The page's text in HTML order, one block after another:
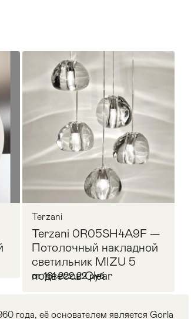
Terzani
Terzani 0R05SH4A9F —
Потолочный накладной
светильник MIZU 5
подвесов Clear
от 161 222,22 руб
года, её основателем является Gorla